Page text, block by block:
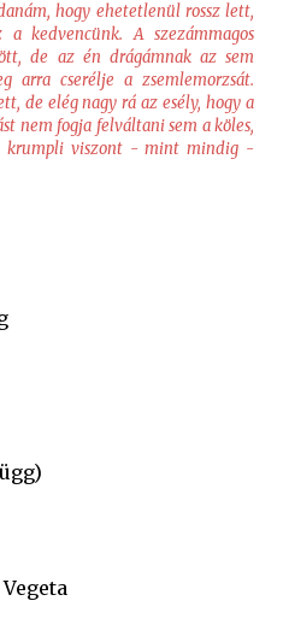
hogy ehetetlenül rossz lett,
kedvencünk. A szezámmagos
de az én drágámnak az sem
arra cserélje a zsemlemorzsát.
de elég nagy rá az esély, hogy a
nem fogja felváltani sem a köles,
krumpli viszont - mint mindig -